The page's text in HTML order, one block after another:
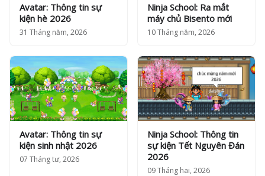
Avatar: Thông tin sự
kiện hè 2026
31 Tháng năm, 2026
Ninja School: Ra mắt
máy chủ Bisento mới
10 Tháng năm, 2026
Avatar: Thông tin sự
kiện sinh nhật 2026
07 Tháng tư, 2026
Ninja School: Thông tin
sự kiện Tết Nguyên Đán
2026
09 Tháng hai, 2026